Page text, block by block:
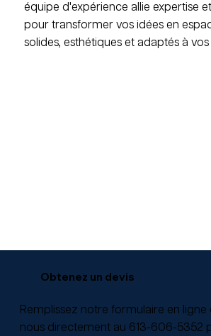
équipe d'expérience allie expertise
pour transformer vos idées en
solides, esthétiques et adaptés à vos
Obtenez un devis
Remplissez notre formulaire en ligne
nous directement au 613-606-5352